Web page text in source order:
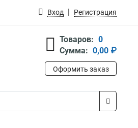
Вход Регистрация
Товаров: 0
Сумма: 0,00 ₽
Оформить заказ